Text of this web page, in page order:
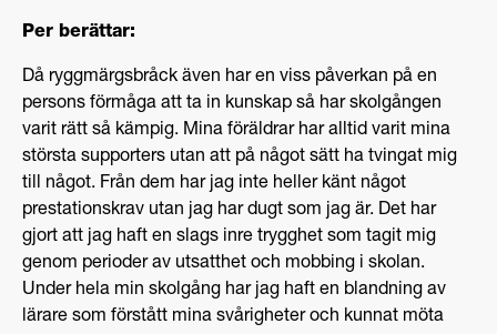
Per berättar:
Då ryggmärgsbråck även har en viss påverkan på en
persons förmåga att ta in kunskap så har skolgången
varit rätt så kämpig. Mina föräldrar har alltid varit mina
största supporters utan att på något sätt ha tvingat mig
till något. Från dem har jag inte heller känt något
prestationskrav utan jag har dugt som jag är. Det har
gjort att jag haft en slags inre trygghet som tagit mig
genom perioder av utsatthet och mobbing i skolan.
Under hela min skolgång har jag haft en blandning av
lärare som förstått mina svårigheter och kunnat möta